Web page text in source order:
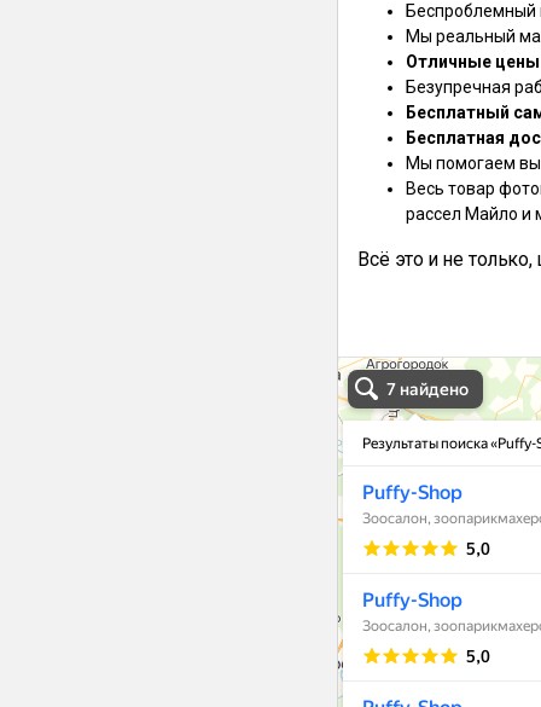
Беспроблемный
Мы реальный
Отличные
Безупречная
Бесплатный
Бесплатная
Мы помогаем
Весь товар
рассел Майло и
Всё это и не